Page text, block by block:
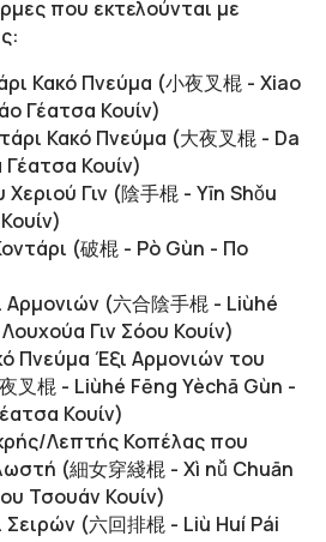
που εκτελούνται με
Κακό Πνεύμα (小夜叉棍 - Xiao
Γέατσα Κουίν)
Κακό Πνεύμα (大夜叉棍 - Da
Κουίν)
Γιν (陰手棍 - Yīn Shǒu
(破棍 - Pò Gùn - Πο
Αρμονιών (六合陰手棍 - Liùhé
Γιν Σόου Κουίν)
Πνεύμα Έξι Αρμονιών του
叉棍 - Liùhé Fēng Yèchā Gùn -
Κουίν)
Λεπτής Κοπέλας που
(細女穿綫棍 - Xì nǚ Chuān
Τσουάν Κουίν)
Σειρών (六回排棍 - Liù Huí Pái